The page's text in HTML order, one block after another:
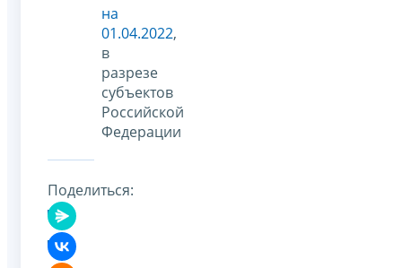
на
01.04.2022,
в
разрезе
субъектов
Российской
Федерации
Поделиться: